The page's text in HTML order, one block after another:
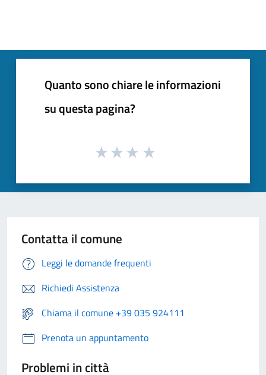
Quanto sono chiare le informazioni
su questa pagina?
Contatta il comune
Leggi le domande frequenti
Richiedi Assistenza
Chiama il comune +39 035 924111
Prenota un appuntamento
Problemi in città